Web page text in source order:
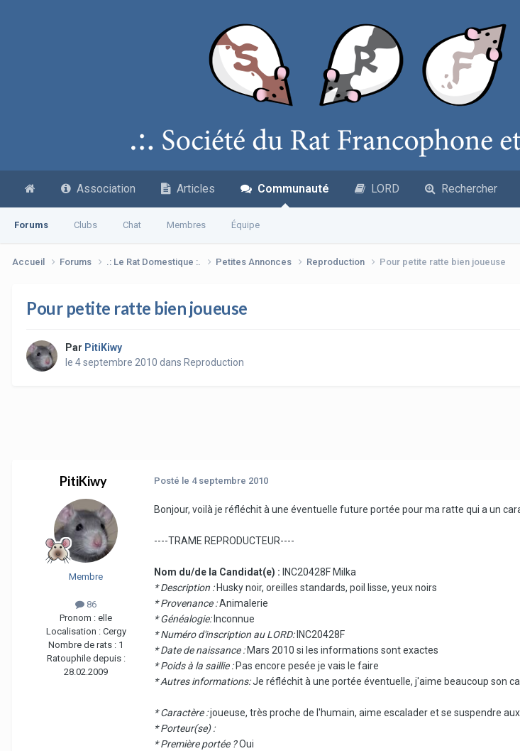
Association Articles Communauté
Forums Clubs Chat Membres Équipe
LORD Rechercher
Accueil Forums .: Le Rat Domestique :. Petites Annonces Reproduction Pour petite ratte bien joueuse
Pour petite ratte bien joueuse
Par PitiKiwy
le 4 septembre 2010 dans Reproduction
PitiKiwy
Membre
86
Pronom : elle
Localisation : Cergy
Nombre de rats : 1
Ratouphile depuis :
28.02.2009
Posté le 4 septembre 2010
Bonjour, voilà je réfléchit à une éventuelle future portée pour ma ratte qui a un
----TRAME REPRODUCTEUR----
Nom du/de la Candidat(e) : INC20428F Milka
* Description : Husky noir, oreilles standards, poil lisse, yeux noirs
* Provenance :Animalerie
* Généalogie:Inconnue
* Numéro d'inscription au LORD:INC20428F
* Date de naissance :Mars 2010 si les informations sont exactes
* Poids à la saillie :Pas encore pesée je vais le faire
* Autres informations:Je réfléchit à une portée éventuelle, j'aime beaucoup son
* Caractère :joueuse, très proche de l'humain, aime escalader et se suspendre
* Porteur(se) :
* Première portée ?Oui